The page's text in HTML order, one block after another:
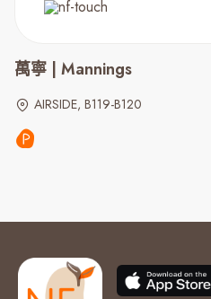
萬寧 | Mannings
AIRSIDE, B119-B120